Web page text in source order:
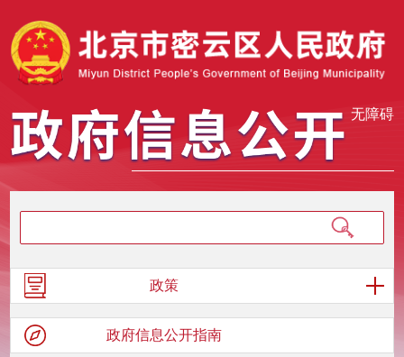
无障碍
政策
政府信息公开指南